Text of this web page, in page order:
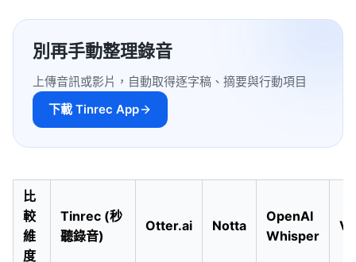
別再手動整理錄音
上傳音訊或影片，自動取得逐字稿、摘要與行動項目
下載 Tinrec App
比
較
維
度
Tinrec (秒
聽錄音)
Otter.ai Notta
OpenAI
Whisper